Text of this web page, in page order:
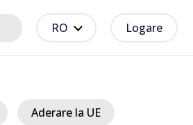
RO Logare
Aderare la UE